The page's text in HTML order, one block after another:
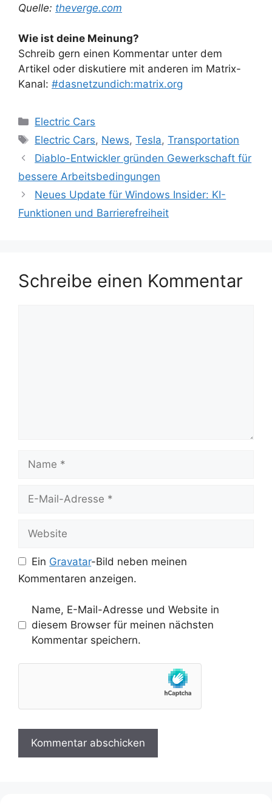
Quelle: theverge.com
Wie ist deine Meinung?
Schreib gern einen Kommentar unter dem
Artikel oder diskutiere mit anderen im Matrix-
Kanal: #dasnetzundich:matrix.org
Kategorien
Electric Cars
Schlagwörter
Electric Cars, News,Tesla,Transportation
Diablo-Entwickler gründen Gewerkschaft für
bessere Arbeitsbedingungen
Neues Update für Windows Insider: KI-
Funktionen und Barrierefreiheit
Schreibe einen Kommentar
Name
Website
Ein Gravatar-Bild neben meinen
Kommentaren anzeigen.
Name, E-Mail-Adresse und Website in
diesem Browser für meinen nächsten
Kommentar speichern.